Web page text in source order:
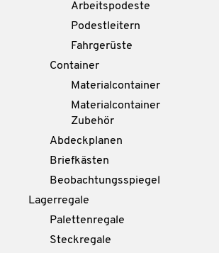
Arbeitspodeste
Podestleitern
Fahrgerüste
Container
Materialcontainer
Materialcontainer
Zubehör
Abdeckplanen
Briefkästen
Beobachtungsspiegel
Lagerregale
Palettenregale
Steckregale